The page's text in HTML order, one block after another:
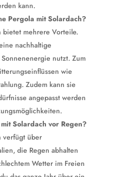
kann.
Pergola mit Solardach?
bietet mehrere Vorteile.
nachhaltige
nutzt. Zum
wie
Zudem kann sie
angepasst werden
Solardach vor Regen?
verfügt über
die Regen abhalten
Wetter im Freien